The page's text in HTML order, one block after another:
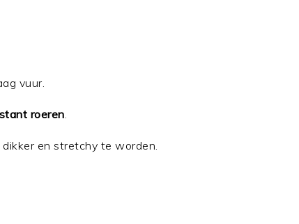
vuur.
roeren.
en stretchy te worden.